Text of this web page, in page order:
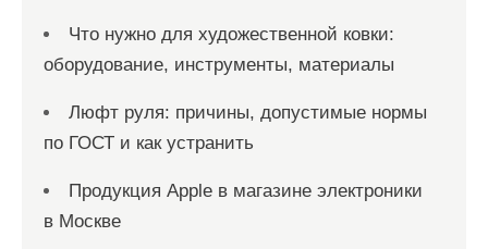
Что нужно для художественной ковки:
оборудование, инструменты, материалы
Люфт руля: причины, допустимые нормы
по ГОСТ и как устранить
Продукция Apple в магазине электроники
в Москве